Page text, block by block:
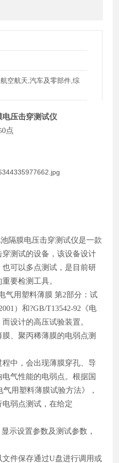
空航天,汽车及零部件,综
压击穿测试仪
0点
隔膜电压击穿测试仪是一款
测试的设备，该设备设计
可以多点测试，是目前研
要检测工具。
气用塑料薄膜 第2部分：试
）和?GB/T13542-92《电
设计的高压试验装置。
、聚丙稀薄膜的电弱点测
中，会出现薄膜穿孔、导
气性能的电弱点。根据国
气用塑料薄膜试验方法》，
弱点测试，在给定
示设置参数及测试参数，
文件保存通过U盘进行调用或